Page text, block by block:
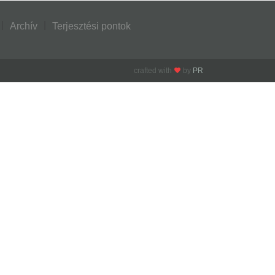
Archív Terjesztési pontok
crafted with by PR